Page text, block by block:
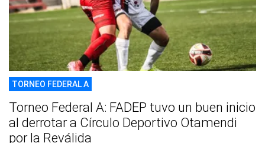
TORNEO FEDERAL A
Torneo Federal A: FADEP tuvo un buen inicio
al derrotar a Círculo Deportivo Otamendi
por la Reválida